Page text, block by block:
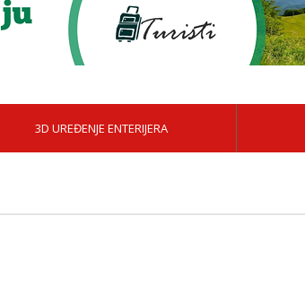
3D UREĐENJE ENTERIJERA